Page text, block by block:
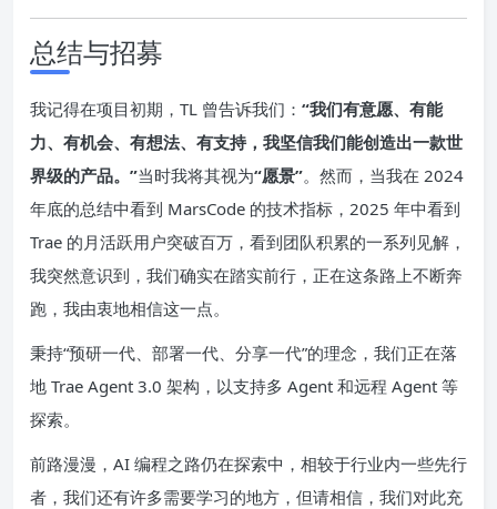
总结与招募
我记得在项目初期，TL 曾告诉我们： “我们有意愿、有能
力、有机会、有想法、有支持，我坚信我们能创造出一款世
界级的产品。”当时我将其视为“愿景”。然而，当我在 2024
年底的总结中看到 MarsCode 的技术指标，2025 年中看到
Trae 的月活跃用户突破百万，看到团队积累的一系列见解，
我突然意识到，我们确实在踏实前行，正在这条路上不断奔
跑，我由衷地相信这一点。
秉持“预研一代、部署一代、分享一代”的理念，我们正在落
地 Trae Agent 3.0 架构，以支持多 Agent 和远程 Agent 等
探索。
前路漫漫，AI 编程之路仍在探索中，相较于行业内一些先行
者，我们还有许多需要学习的地方，但请相信，我们对此充